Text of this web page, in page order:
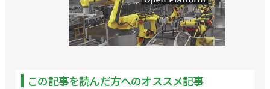
この記事を読んだ方へのオススメ記事